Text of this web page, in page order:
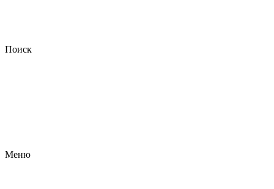
Поиск
Меню